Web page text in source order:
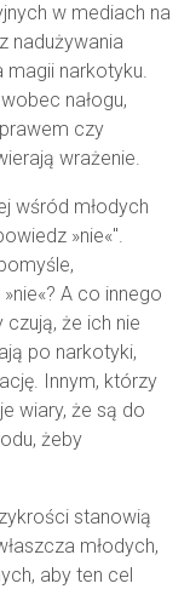
w mediach na
nadużywania
magii narkotyku.
nałogu,
czy
wrażenie.
wśród młodych
»nie«".
A co innego
że ich nie
po narkotyki,
Innym, którzy
wiary, że są do
żeby
stanowią
młodych,
aby ten cel